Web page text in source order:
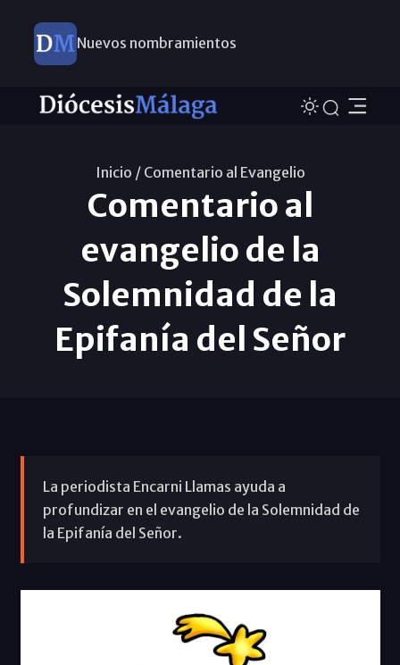
Nuevos nombramientos
Inicio / Comentario al Evangelio
Comentario al
evangelio de la
Solemnidad de la
Epifanía del Señor
La periodista Encarni Llamas ayuda a
profundizar en el evangelio de la Solemnidad de
la Epifanía del Señor.